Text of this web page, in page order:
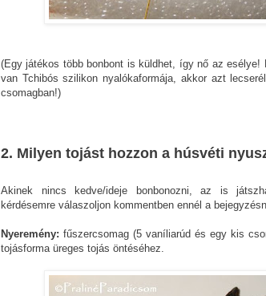
(Egy játékos több bonbont is küldhet, így nő az esélye!
van Tchibós szilikon nyalókaformája, akkor azt
csomagban!)
2. Milyen tojást hozzon a húsvéti
Akinek nincs kedve/ideje bonbonozni, az is
kérdésemre válaszoljon kommentben ennél a
Nyeremény: fűszercsomag (5 vaníliarúd és egy kis
tojásforma üreges tojás öntéséhez.